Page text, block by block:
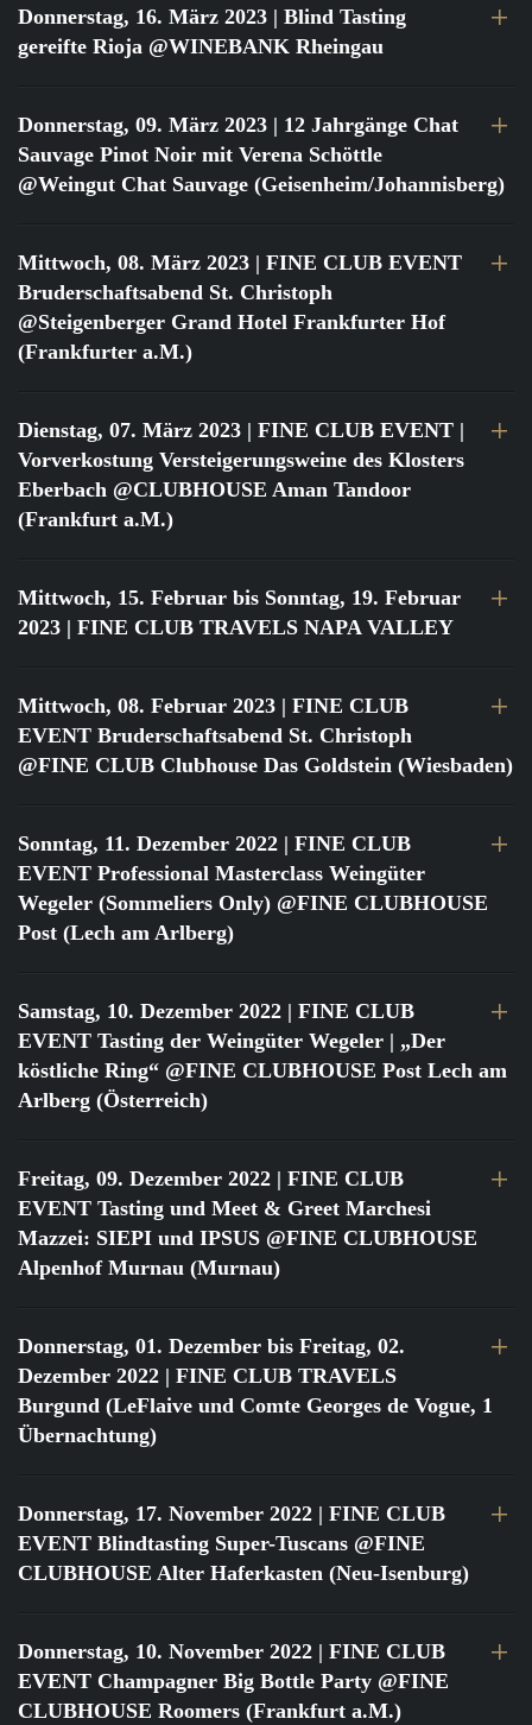
Donnerstag, 16. März 2023 | Blind Tasting
gereifte Rioja @WINEBANK Rheingau
Donnerstag, 09. März 2023 | 12 Jahrgänge Chat
Sauvage Pinot Noir mit Verena Schöttle
@Weingut Chat Sauvage (Geisenheim/Johannisberg)
Mittwoch, 08. März 2023 | FINE CLUB EVENT
Bruderschaftsabend St. Christoph
@Steigenberger Grand Hotel Frankfurter Hof
(Frankfurter a.M.)
Dienstag, 07. März 2023 | FINE CLUB EVENT |
Vorverkostung Versteigerungsweine des Klosters
Eberbach @CLUBHOUSE Aman Tandoor
(Frankfurt a.M.)
Mittwoch, 15. Februar bis Sonntag, 19. Februar
2023 | FINE CLUB TRAVELS NAPA VALLEY
Mittwoch, 08. Februar 2023 | FINE CLUB
EVENT Bruderschaftsabend St. Christoph
@FINE CLUB Clubhouse Das Goldstein (Wiesbaden)
Sonntag, 11. Dezember 2022 | FINE CLUB
EVENT Professional Masterclass Weingüter
Wegeler (Sommeliers Only) @FINE CLUBHOUSE
Post (Lech am Arlberg)
Samstag, 10. Dezember 2022 | FINE CLUB
EVENT Tasting der Weingüter Wegeler | „Der
köstliche Ring“ @FINE CLUBHOUSE Post Lech am
Arlberg (Österreich)
Freitag, 09. Dezember 2022 | FINE CLUB
EVENT Tasting und Meet & Greet Marchesi
Mazzei: SIEPI und IPSUS @FINE CLUBHOUSE
Alpenhof Murnau (Murnau)
Donnerstag, 01. Dezember bis Freitag, 02.
Dezember 2022 | FINE CLUB TRAVELS
Burgund (LeFlaive und Comte Georges de Vogue, 1
Übernachtung)
Donnerstag, 17. November 2022 | FINE CLUB
EVENT Blindtasting Super-Tuscans @FINE
CLUBHOUSE Alter Haferkasten (Neu-Isenburg)
Donnerstag, 10. November 2022 | FINE CLUB
EVENT Champagner Big Bottle Party @FINE
CLUBHOUSE Roomers (Frankfurt a.M.)